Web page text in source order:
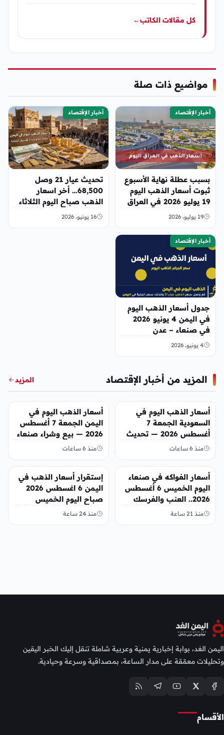
كل مقالات الكاتب←
مواضيع ذات صلة
أخبار الإقتصاد
بسبب عطلة نهاية الأسبوع
ثبوت أسعار الذهب اليوم
19 يوليو 2026 في العراق
19 يوليو، 2026
أخبار الإقتصاد
تحديث عيار 21 وصل
68,500… أخر اسعار
الذهب صباح اليوم الثلاثاء
في صنعاء وعدن
16 يونيو، 2026
أخبار الإقتصاد
جدول أسعار الذهب اليوم
في اليمن 4 يونيو 2026
في صنعاء – عدن
4 يونيو، 2026
المزيد من أخبار الإقتصاد المزيد
أخبار الإقتصاد
أسعار الذهب اليوم في
السعودية الجمعة 7
أغسطس 2026 — تحديث
مباشر
منذ 6 ساعات
أخبار الإقتصاد
أسعار الذهب اليوم في
اليمن الجمعة 7 أغسطس
2026 — بيع وشراء صنعاء
وعدن
منذ 6 ساعات
أخبار الإقتصاد
أسعار الفواكه في صنعاء
اليوم الخميس 6 أغسطس
2026.. العنب والفرسك
والرمان في الأسواق
منذ 21 ساعة
أخبار الإقتصاد
إستقرار أسعار الذهب في
اليمن 6 اغسطس 2026
صباح اليوم الخميس
منذ 24 ساعة
اليمن الغد، بوابة إخبارية يمنية وعربية شاملة تنقل إليك الخبر اليقين
وتحليلات معمّقة على مدار الساعة، بمصداقية وسرعة وحيادية.
الأقسام